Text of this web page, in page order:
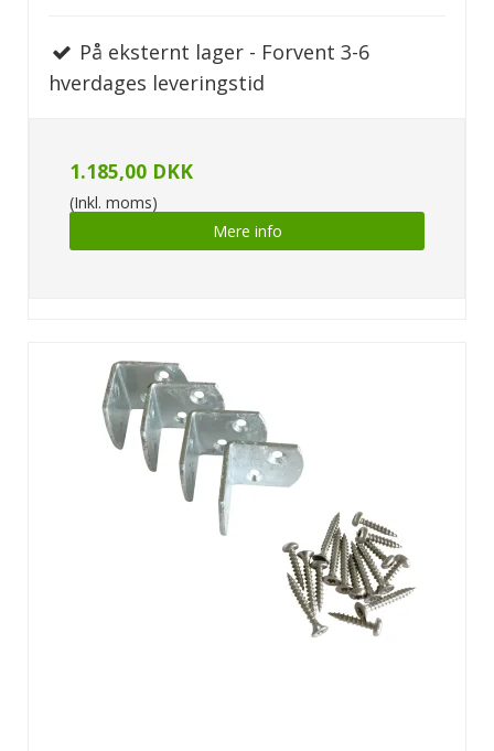
På eksternt lager - Forvent 3-6
hverdages leveringstid
1.185,00 DKK
(Inkl. moms)
Mere info